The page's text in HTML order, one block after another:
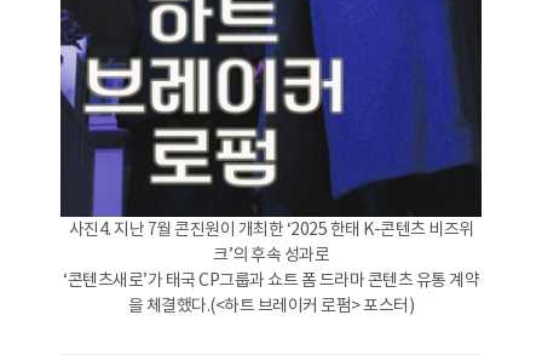
사진4. 지난 7월 콘진원이 개최한 ‘2025 한태 K-콘텐츠 비즈위
크’의 후속 성과로
‘콘텐츠새로’가 태국 CP그룹과 쇼트 폼 드라마 콘텐츠 유통 계약
을 체결했다.(<하트 브레이커 로펌> 포스터)